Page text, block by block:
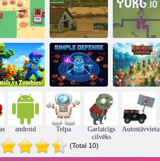
Rush TD
Bāzes
aizsardzība
Yorg. io 3
Dzīvnieki vs
zombiji
Vienkārša
aizsardzība
Karaļa Rugni
torņa aizsardzība
android Telpa
Garlaicīgs
cilvēks
Autostāvvieta
(Total 10)